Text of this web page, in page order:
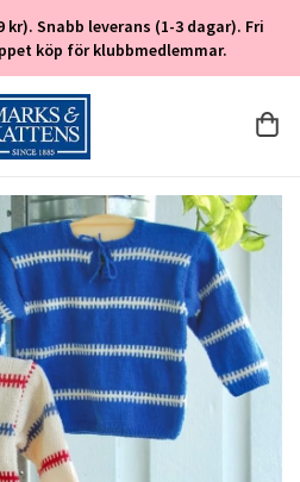
kr). Snabb leverans (1-3 dagar). Fri
köp för klubbmedlemmar.